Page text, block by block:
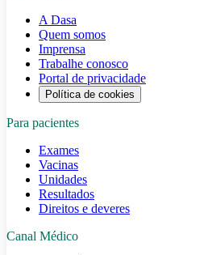
A Dasa
Quem somos
Imprensa
Trabalhe conosco
Portal de privacidade
Política de cookies
Para pacientes
Exames
Vacinas
Unidades
Resultados
Direitos e deveres
Canal Médico